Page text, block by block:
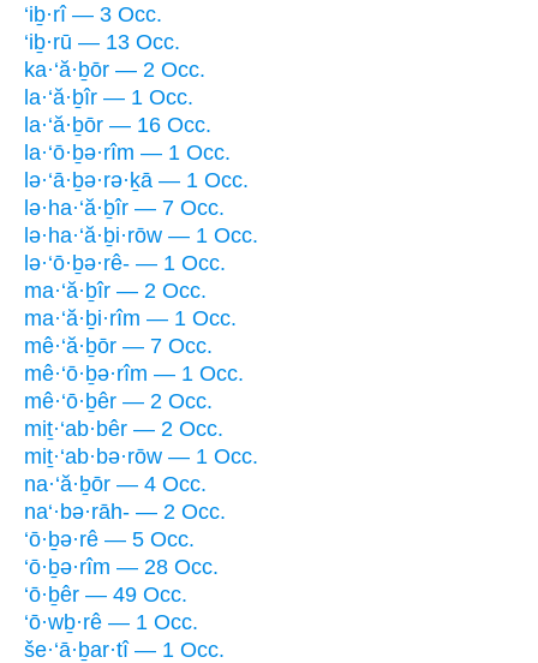
‘iḇ·rî — 3 Occ.
‘iḇ·rū — 13 Occ.
ka·‘ă·ḇōr — 2 Occ.
la·‘ă·ḇîr — 1 Occ.
la·‘ă·ḇōr — 16 Occ.
la·‘ō·ḇə·rîm — 1 Occ.
lə·‘ā·ḇə·rə·ḵā — 1 Occ.
lə·ha·‘ă·ḇîr — 7 Occ.
lə·ha·‘ă·ḇi·rōw — 1 Occ.
lə·‘ō·ḇə·rê- — 1 Occ.
ma·‘ă·ḇîr — 2 Occ.
ma·‘ă·ḇi·rîm — 1 Occ.
mê·‘ă·ḇōr — 7 Occ.
mê·‘ō·ḇə·rîm — 1 Occ.
mê·‘ō·ḇêr — 2 Occ.
miṯ·‘ab·bêr — 2 Occ.
miṯ·‘ab·bə·rōw — 1 Occ.
na·‘ă·ḇōr — 4 Occ.
na‘·bə·rāh- — 2 Occ.
‘ō·ḇə·rê — 5 Occ.
‘ō·ḇə·rîm — 28 Occ.
‘ō·ḇêr — 49 Occ.
‘ō·wḇ·rê — 1 Occ.
še·‘ā·ḇar·tî — 1 Occ.